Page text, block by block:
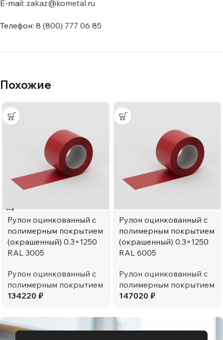
E-mail: zakaz@kometal.ru
Телефон: 8 (800) 777 06 85
Похожие
Рулон оцинкованный с
полимерным покрытием
(окрашенный) 0.3×1250
RAL 3005
Рулон оцинкованный с
полимерным покрытием
134220 ₽
Рулон оцинкованный с
полимерным покрытием
(окрашенный) 0.3×1250
RAL 6005
Рулон оцинкованный с
полимерным покрытием
147020 ₽